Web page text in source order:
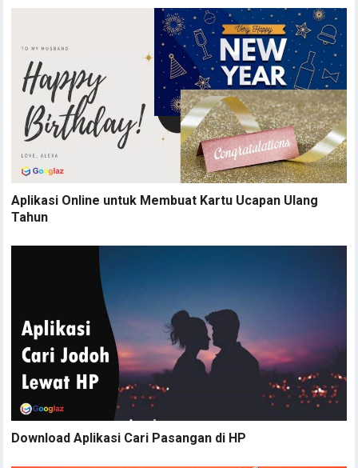
Aplikasi Online untuk Membuat Kartu Ucapan Ulang
Tahun
Download Aplikasi Cari Pasangan di HP